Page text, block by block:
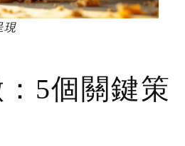
現
5個關鍵策